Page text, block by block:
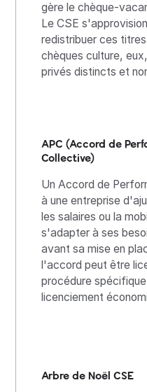
gère le chèque-
Le CSE
redistribuer ces
chèques culture,
privés distincts et
APC (Accord de
Collective)
Un Accord de
à une entreprise
les salaires ou la
s'adapter à ses
avant sa mise en
l'accord peut être
procédure
licenciement
Arbre de Noël CSE